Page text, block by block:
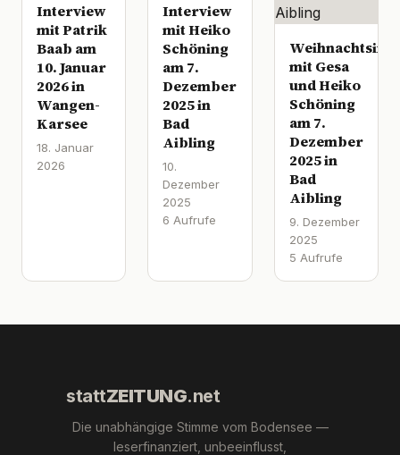
Interview
mit Patrik
Baab am
10. Januar
2026 in
Wangen-
Karsee
18. Januar
2026
Interview
mit Heiko
Schöning
am 7.
Dezember
2025 in
Bad
Aibling
10.
Dezember
2025
6 Aufrufe
mit Gesa
und Heiko
Schöning
am 7.
Dezember
2025 in
Bad
Aibling
9. Dezember
2025
5 Aufrufe
stattZEITUNG.net
Die unabhängige Stimme vom Bodensee —
leserfinanziert, unbeeinflusst,